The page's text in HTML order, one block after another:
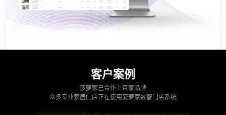
客户案例
菠萝家已合作上百家品牌
众多专业家居门店正在使用菠萝家数智门店系统